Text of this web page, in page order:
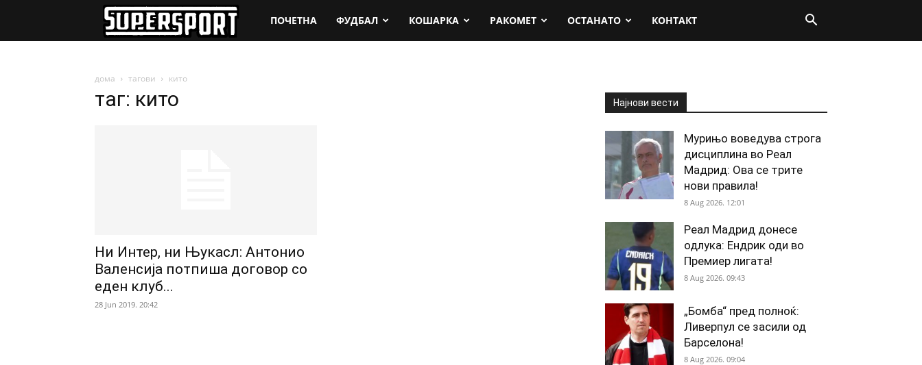
SuperSport.mk
ПОЧЕТНА ФУДБАЛ КОШАРКА РАКОМЕТ ОСТАНАТО КОНТАКТ
дома тагови кито
таг: кито
Ни Интер, ни Њукасл: Антонио
Валенсија потпиша договор со
еден клуб...
28 Jun 2019. 20:42
Најнови вести
Мурињо воведува строга
дисциплина во Реал
Мадрид: Ова се трите
нови правила!
8 Aug 2026. 12:01
Реал Мадрид донесе
одлука: Ендрик оди во
Премиер лигата!
8 Aug 2026. 09:43
„Бомба“ пред полноќ:
Ливерпул се засили од
Барселона!
8 Aug 2026. 09:04